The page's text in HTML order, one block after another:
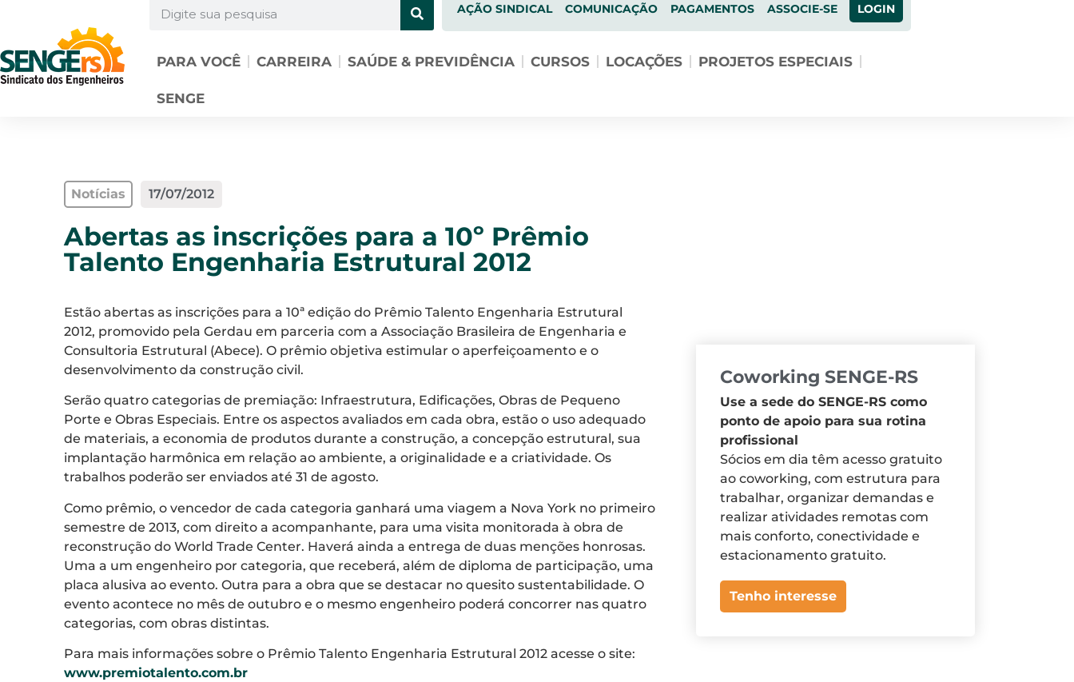
AÇÃO SINDICAL COMUNICAÇÃO PAGAMENTOS ASSOCIE-SE LOGIN
PARA VOCÊ CARREIRA SAÚDE & PREVIDÊNCIA CURSOS LOCAÇÕES PROJETOS ESPECIAIS
SENGE
Notícias 17/07/2012
Abertas as inscrições para a 10º Prêmio
Talento Engenharia Estrutural 2012
Estão abertas as inscrições para a 10ª edição do Prêmio Talento Engenharia Estrutural
2012, promovido pela Gerdau em parceria com a Associação Brasileira de Engenharia e
Consultoria Estrutural (Abece). O prêmio objetiva estimular o aperfeiçoamento e o
desenvolvimento da construção civil.
Serão quatro categorias de premiação: Infraestrutura, Edificações, Obras de Pequeno
Porte e Obras Especiais. Entre os aspectos avaliados em cada obra, estão o uso adequado
de materiais, a economia de produtos durante a construção, a concepção estrutural, sua
implantação harmônica em relação ao ambiente, a originalidade e a criatividade. Os
trabalhos poderão ser enviados até 31 de agosto.
Como prêmio, o vencedor de cada categoria ganhará uma viagem a Nova York no primeiro
semestre de 2013, com direito a acompanhante, para uma visita monitorada à obra de
reconstrução do World Trade Center. Haverá ainda a entrega de duas menções honrosas.
Uma a um engenheiro por categoria, que receberá, além de diploma de participação, uma
placa alusiva ao evento. Outra para a obra que se destacar no quesito sustentabilidade. O
evento acontece no mês de outubro e o mesmo engenheiro poderá concorrer nas quatro
categorias, com obras distintas.
Para mais informações sobre o Prêmio Talento Engenharia Estrutural 2012 acesse o site:
www.premiotalento.com.br
Coworking SENGE-RS
Use a sede do SENGE-RS como
ponto de apoio para sua rotina
profissional
Sócios em dia têm acesso gratuito
ao coworking, com estrutura para
trabalhar, organizar demandas e
realizar atividades remotas com
mais conforto, conectividade e
estacionamento gratuito.
Tenho interesse